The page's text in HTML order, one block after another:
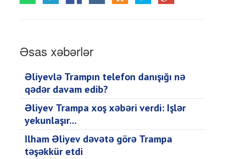
Əsas xəbərlər
Əliyevlə Trampın telefon danışığı nə
qədər davam edib?
Əliyev Trampa xoş xəbəri verdi: İşlər
yekunlaşır...
İlham Əliyev dəvətə görə Trampa
təşəkkür etdi